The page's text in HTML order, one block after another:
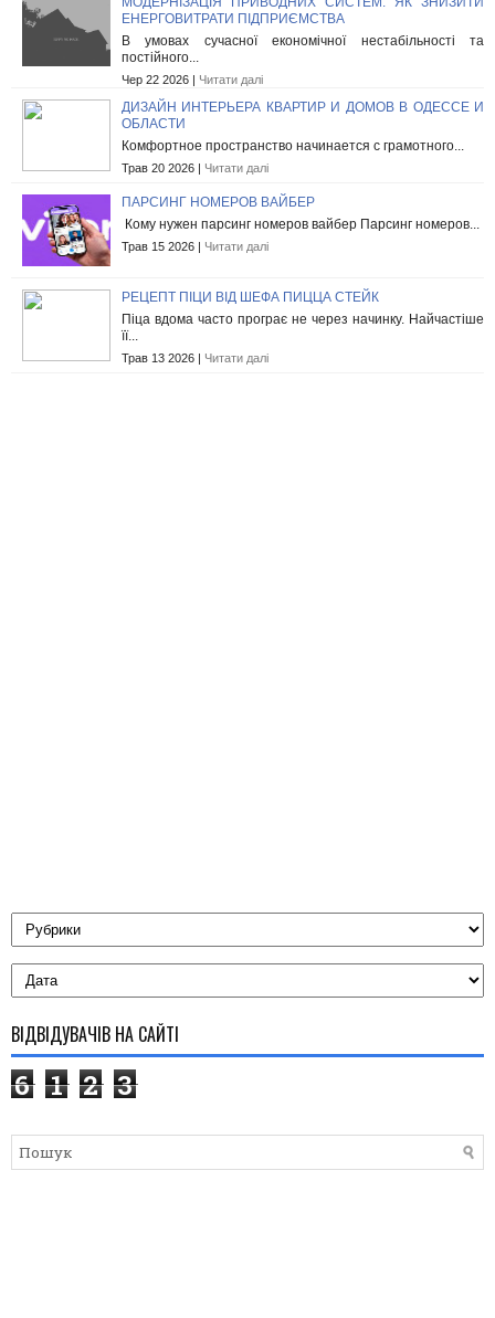
ЕНЕРГОВИТРАТИ ПІДПРИЄМСТВА
В умовах сучасної економічної нестабільності та
постійного...
Чер 22 2026 | Читати далі
ДИЗАЙН ИНТЕРЬЕРА КВАРТИР И ДОМОВ В ОДЕССЕ И
ОБЛАСТИ
Комфортное пространство начинается с грамотного...
Трав 20 2026 | Читати далі
ПАРСИНГ НОМЕРОВ ВАЙБЕР
Кому нужен парсинг номеров вайбер Парсинг номеров...
Трав 15 2026 | Читати далі
РЕЦЕПТ ПІЦИ ВІД ШЕФА ПИЦЦА СТЕЙК
Піца вдома часто програє не через начинку. Найчастіше
її...
Трав 13 2026 | Читати далі
ВІДВІДУВАЧІВ НА САЙТІ
6 1 2 3